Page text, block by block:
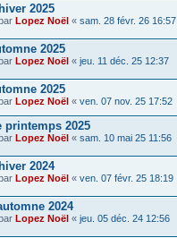
2025
Lopez Noël « sam. 28 févr. 26 16:57
2025
Lopez Noël « jeu. 11 déc. 25 12:37
2025
Lopez Noël « ven. 07 nov. 25 17:52
printemps 2025
Lopez Noël « sam. 10 mai 25 11:56
2024
Lopez Noël « ven. 07 févr. 25 18:19
2024
Lopez Noël « jeu. 05 déc. 24 12:56